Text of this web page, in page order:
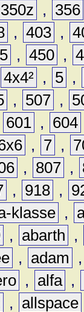
350z ,
356
, 403 ,
, 450 ,
4x4² , 5 ,
, 507 ,
601 , 604
, 7 ,
, 807 ,
, 918 ,
klasse ,
, abarth
,
, adam
, alfa ,
, allspace